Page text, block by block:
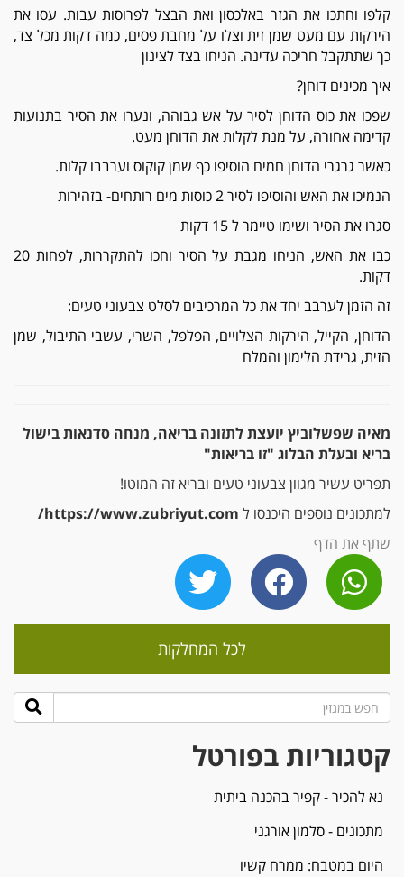
קלפו וחתכו את הגזר באלכסון ואת הבצל לפרוסות עבות. עסו את
הירקות עם מעט שמן זית וצלו על מחבת פסים, כמה דקות מכל צד,
כך שתתקבל חריכה עדינה. הניחו בצד לצינון
איך מכינים דוחן?
שפכו את כוס הדוחן לסיר על אש גבוהה, ונערו את הסיר בתנועות
קדימה אחורה, על מנת לקלות את הדוחן מעט.
כאשר גרגרי הדוחן חמים הוסיפו כף שמן קוקוס וערבבו קלות.
הנמיכו את האש והוסיפו לסיר 2 כוסות מים רותחים- בזהירות
סגרו את הסיר ושימו טיימר ל 15 דקות
כבו את האש, הניחו מגבת על הסיר וחכו להתקררות, לפחות 20
דקות.
זה הזמן לערבב יחד את כל המרכיבים לסלט צבעוני טעים:
הדוחן, הקייל, הירקות הצלויים, הפלפל, השרי, עשבי התיבול, שמן
הזית, גרידת הלימון והמלח
מאיה שפשלוביץ יועצת לתזונה בריאה, מנחה סדנאות בישול
בריא ובעלת הבלוג "זו בריאות"
תפריט עשיר מגוון צבעוני טעים ובריא זה המוטו!
למתכונים נוספים היכנסו ל https://www.zubriyut.com
/
שתף את הדף
לכל המחלקות
קטגוריות בפורטל
נא להכיר - קפיר בהכנה ביתית
מתכונים - סלמון אורגני
היום במטבח: ממרח קשיו